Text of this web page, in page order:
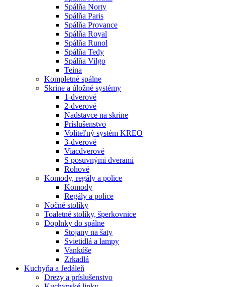
Spálňa Norty
Spálňa Paris
Spálňa Provance
Spálňa Royal
Spálňa Runol
Spálňa Tedy
Spálňa Vilgo
Teina
Kompletné spálne
Skrine a úložné systémy
1-dverové
2-dverové
Nadstavce na skrine
Príslušenstvo
Voliteľný systém KREO
3-dverové
Viacdverové
S posuvnými dverami
Rohové
Komody, regály a police
Komody
Regály a police
Nočné stolíky
Toaletné stolíky, šperkovnice
Doplnky do spálne
Stojany na šaty
Svietidlá a lampy
Vankúše
Zrkadlá
Kuchyňa a Jedáleň
Drezy a príslušenstvo